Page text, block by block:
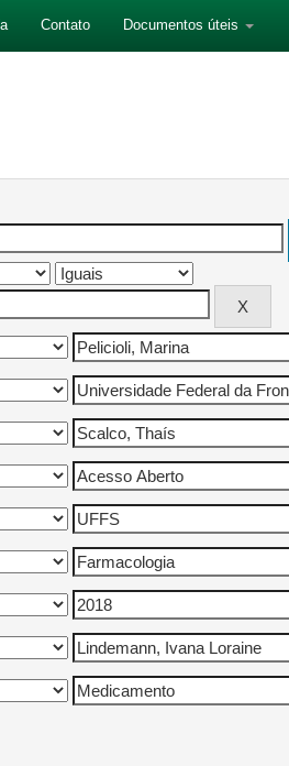
Contato Documentos úteis